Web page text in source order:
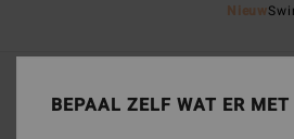
Nieuw
BEPAAL ZELF WAT ER MET